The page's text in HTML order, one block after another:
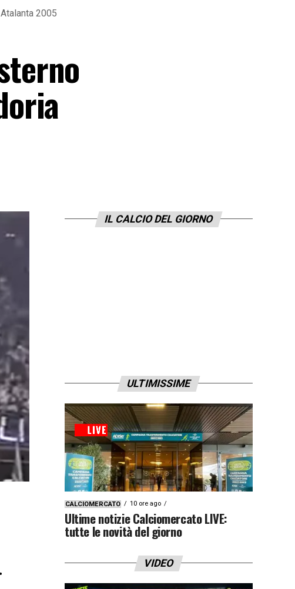
2005
IL CALCIO DEL GIORNO
ULTIMISSIME
CALCIOMERCATO 10 ore ago
Ultime notizie Calciomercato LIVE:
tutte le novità del giorno
VIDEO